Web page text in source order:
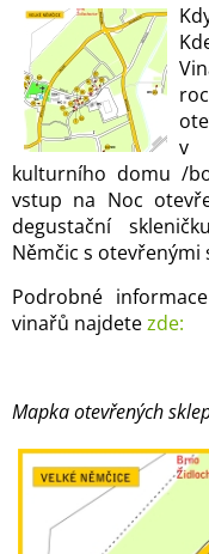
v
kulturního domu /
vstup na Noc
degustační
Němčic s
Podrobné
vinařů najdetezde:
Mapka otevřených